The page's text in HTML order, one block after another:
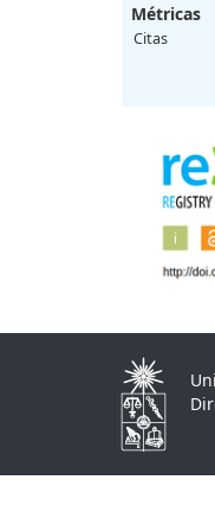
Métricas
Citas